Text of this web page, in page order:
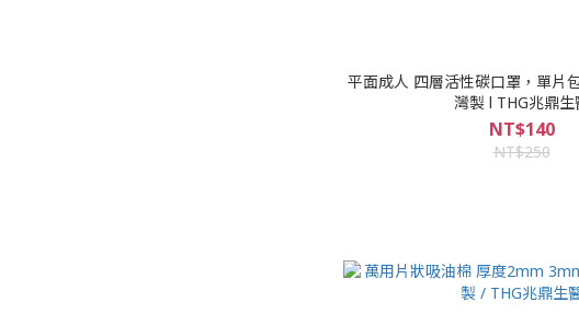
平面成人 四層活性碳口罩，單片
灣製 l THG兆鼎
NT$140
NT$250